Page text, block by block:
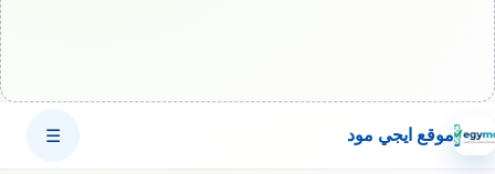
موقع ايجي مود ☰